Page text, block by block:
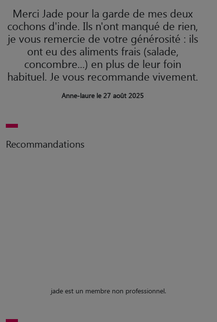
Merci Jade pour la garde de mes deux
cochons d'inde. Ils n'ont manqué de rien,
je vous remercie de votre générosité : ils
ont eu des aliments frais (salade,
concombre...) en plus de leur foin
habituel. Je vous recommande vivement.
Anne-laure le 27 août 2025
Recommandations
jade est un membre non professionnel.